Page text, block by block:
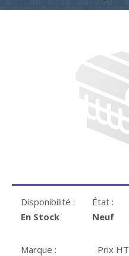
Disponibilité :
En Stock
État :
Neuf
Marque :
Prix